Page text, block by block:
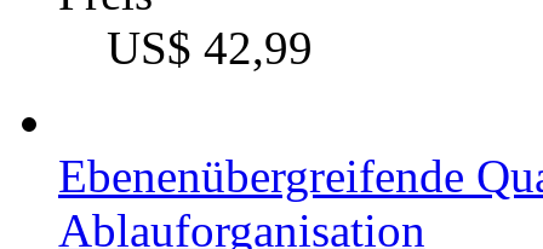
Bachelorarbeit, 2021
US$ 34,99